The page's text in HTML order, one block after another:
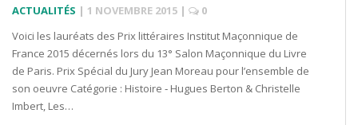
ACTUALITÉS | 1 NOVEMBRE 2015 |
0
Voici les lauréats des Prix littéraires Institut Maçonnique de
France 2015 décernés lors du 13° Salon Maçonnique du Livre
de Paris. Prix Spécial du Jury Jean Moreau pour l’ensemble de
son oeuvre Catégorie : Histoire ‐ Hugues Berton & Christelle
Imbert, Les…